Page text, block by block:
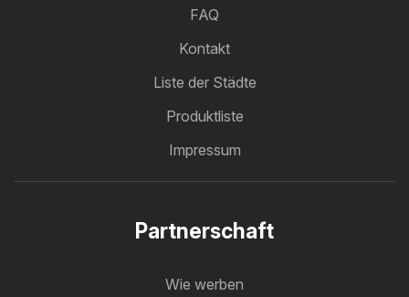
FAQ
Kontakt
Liste der Städte
Produktliste
Impressum
Partnerschaft
Wie werben